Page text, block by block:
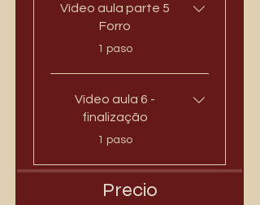
Vídeo aula parte 5
Forro
.
1 paso
Vídeo aula 6 -
finalização
.
1 paso
Precio